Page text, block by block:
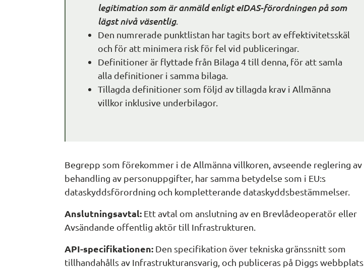
legitimation som är anmäld enligt eIDAS-förordningen på som
lägst nivå väsentlig.
Den numrerade punktlistan har tagits bort av effektivitetsskäl
och för att minimera risk för fel vid publiceringar.
Definitioner är flyttade från Bilaga 4 till denna, för att samla
alla definitioner i samma bilaga.
Tillagda definitioner som följd av tillagda krav i Allmänna
villkor inklusive underbilagor.
Begrepp som förekommer i de Allmänna villkoren, avseende reglering av
behandling av personuppgifter, har samma betydelse som i EU:s
dataskyddsförordning och kompletterande dataskyddsbestämmelser.
Anslutningsavtal: Ett avtal om anslutning av en Brevlådeoperatör eller
Avsändande offentlig aktör till Infrastrukturen.
API-specifikationen: Den specifikation över tekniska gränssnitt som
tillhandahålls av Infrastrukturansvarig, och publiceras på Diggs webbplats.